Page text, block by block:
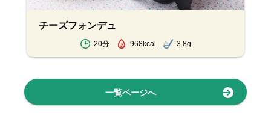
チーズフォンデュ
20分 968kcal 3.8g
一覧ページへ